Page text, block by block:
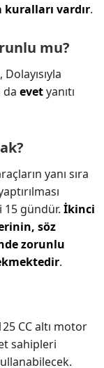
vardır.
mu?
Dolayısıyla
da evetyanıtı
yanı sıra
15 gündür. İkinci
söz
zorunlu
.
CC altı motor
sahipleri